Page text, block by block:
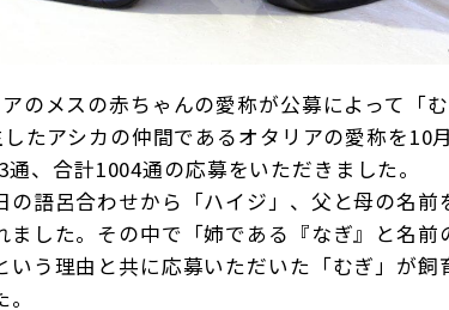
のメスの赤ちゃんの愛称が公募によって「
たアシカの仲間であるオタリアの愛称を10
、合計1004通の応募をいただきました。
語呂合わせから「ハイジ」、父と母の名前
ました。その中で「姉である『なぎ』と名前
いう理由と共に応募いただいた「むぎ」が飼